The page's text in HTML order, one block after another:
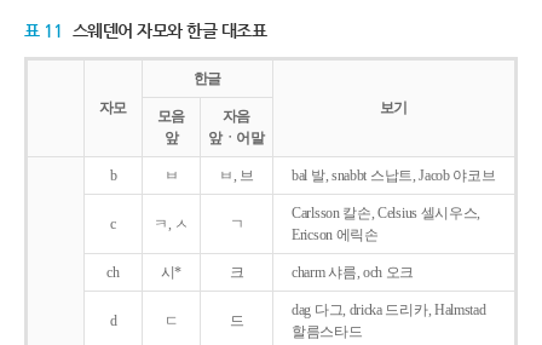
표 11 스웨덴어 자모와 한글 대조표
자모
한글
보기
모음
앞
자음
앞ㆍ어말
b ㅂ ㅂ, 브 bal 발, snabbt 스납트, Jacob 야코브
c ㅋ, ㅅ ㄱ
Carlsson 칼손, Celsius 셀시우스,
Ericson 에릭손
ch 시* 크 charm 샤름, och 오크
d ㄷ 드
dag 다그, dricka 드리카, Halmstad
할름스타드